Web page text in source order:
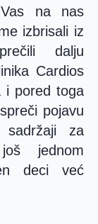
na nas
izbrisali iz
dalju
Cardios
i pored toga
pojavu
sadržaji za
jednom
deci već